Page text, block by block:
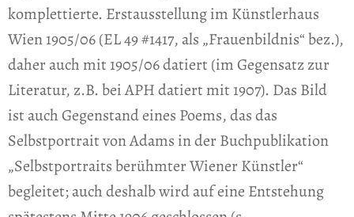
komplettierte. Erstausstellung im Künstlerhaus
Wien 1905/06 (EL 49 #1417, als „Frauenbildnis“ bez.),
daher auch mit 1905/06 datiert (im Gegensatz zur
Literatur, z.B. bei APH datiert mit 1907). Das Bild
ist auch Gegenstand eines Poems, das das
Selbstportrait von Adams in der Buchpublikation
„Selbstportraits berühmter Wiener Künstler“
begleitet; auch deshalb wird auf eine Entstehung